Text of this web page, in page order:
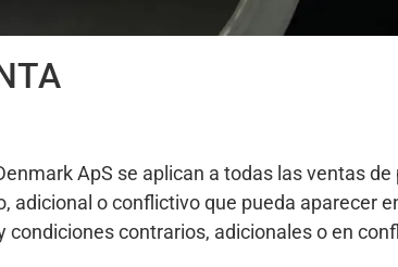
ApS se aplican a todas las ventas
o conflictivo que pueda aparecer
contrarios, adicionales o en